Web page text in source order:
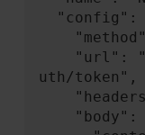
uth/token",